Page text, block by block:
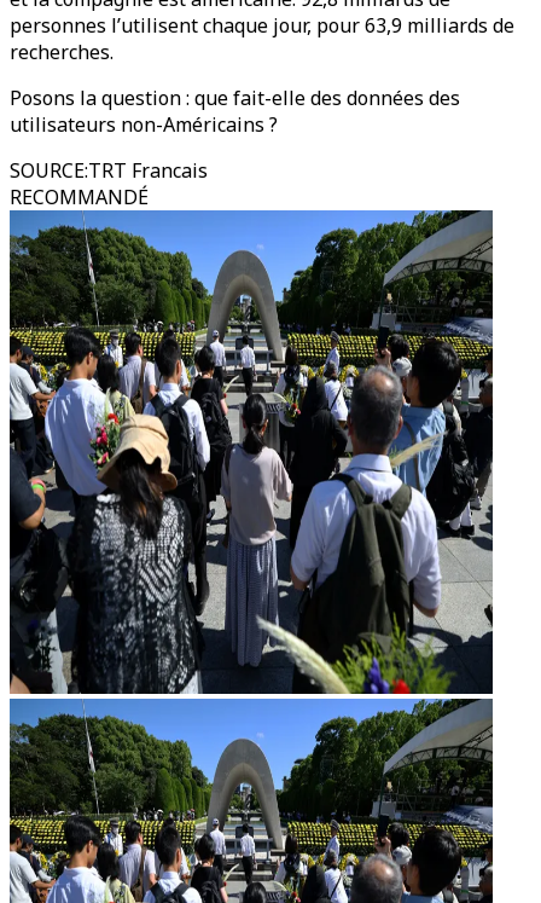
personnes l’utilisent chaque jour, pour 63,9 milliards de
recherches.
Posons la question : que fait-elle des données des
utilisateurs non-Américains ?
SOURCE:TRT Francais
RECOMMANDÉ